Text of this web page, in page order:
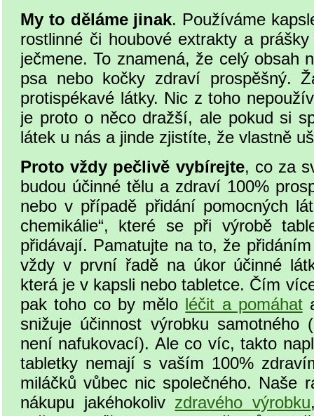
My to děláme jinak. Používáme
rostlinné či houbové extrakty a
ječmene. To znamená, že celý obsah
psa nebo kočky zdraví prospěšný.
protispékavé látky. Nic z toho
je proto o něco dražší, ale pokud si
látek u nás a jinde zjistíte, že vlastně
Proto vždy pečlivě vybírejte, co za
budou účinné tělu a zdraví 100%
nebo v případě přidání pomocných
chemikálie“, které se při výrobě
přidávají. Pamatujte na to, že
vždy v první řadě na úkor účinné
která je v kapsli nebo tabletce. Čím
pak toho co by mělo léčit a pomáhat
snižuje účinnost výrobku samotného
není nafukovací). Ale co víc, takto
tabletky nemají s vaším 100%
miláčků vůbec nic společného. Naše
nákupu jakéhokoliv zdravého výrobku